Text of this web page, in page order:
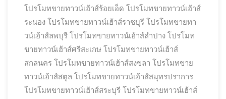
โปรโมทขายทาวน์เฮ้าส์ร้อยเอ็ด โปรโมทขายทาวน์เฮ้าส์
ระนอง โปรโมทขายทาวน์เฮ้าส์ราชบุรี โปรโมทขายทา
วน์เฮ้าส์ลพบุรี โปรโมทขายทาวน์เฮ้าส์ลำปาง โปรโมท
ขายทาวน์เฮ้าส์ศรีสะเกษ โปรโมทขายทาวน์เฮ้าส์
สกลนคร โปรโมทขายทาวน์เฮ้าส์สงขลา โปรโมทขาย
ทาวน์เฮ้าส์สตูล โปรโมทขายทาวน์เฮ้าส์สมุทรปราการ
โปรโมทขายทาวน์เฮ้าส์สระบุรี โปรโมทขายทาวน์เฮ้าส์